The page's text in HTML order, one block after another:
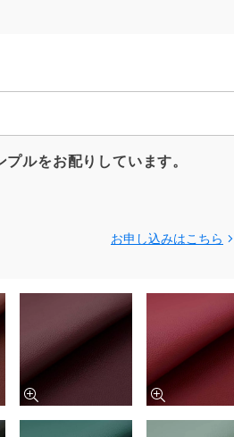
ルをお配りしています。
お申し込みはこちら